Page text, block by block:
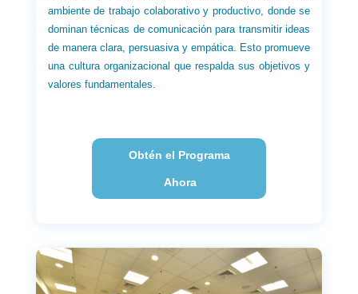
ambiente de trabajo colaborativo y productivo, donde se
dominan técnicas de comunicación para transmitir ideas
de manera clara, persuasiva y empática. Esto promueve
una cultura organizacional que respalda sus objetivos y
valores fundamentales.
Obtén el Programa
Ahora